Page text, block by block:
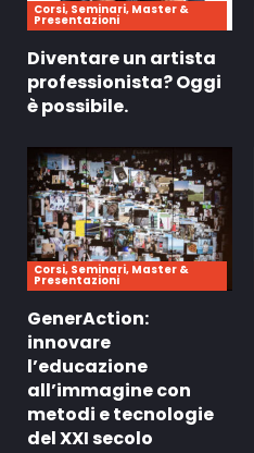
Corsi, Seminari, Master &
Presentazioni
Diventare un artista
professionista? Oggi
è possibile.
Corsi, Seminari, Master &
Presentazioni
GenerAction:
innovare
l’educazione
all’immagine con
metodi e tecnologie
del XXI secolo